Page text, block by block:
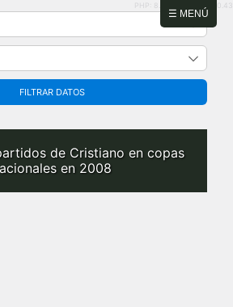
☰ MENÚ
PHP: 8.2.31 | MySQL: 8.0.43
FILTRAR DATOS
de Cristiano en copas
en 2008